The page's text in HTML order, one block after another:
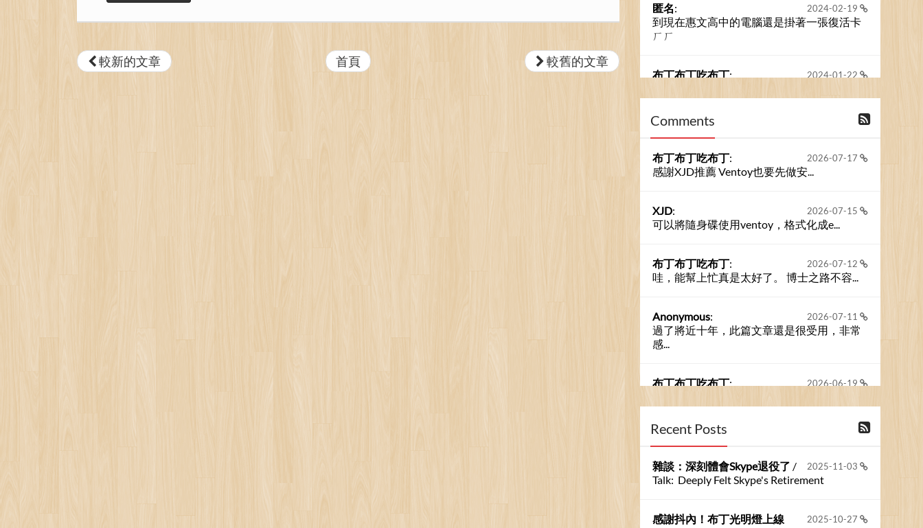
較新的文章 首頁 較舊的文章
2024-02-19
匿名:
到現在惠文高中的電腦還是掛著一張復活卡
ㄏㄏ
2024-01-22
布丁布丁吃布丁:
示大家的留言了。我們新開一個訪客留言板
吧！
Comments
2026-07-17
布丁布丁吃布丁:
感謝XJD推薦 Ventoy也要先做安...
2026-07-15
XJD:
可以將隨身碟使用ventoy，格式化成e...
2026-07-12
布丁布丁吃布丁:
哇，能幫上忙真是太好了。 博士之路不容...
2026-07-11
Anonymous:
過了將近十年，此篇文章還是很受用，非常
感...
2026-06-19
布丁布丁吃布丁:
2026-06-18
布丁布丁吃布丁
kage好像也可以下載整個網站 感謝分享
Anonymous
Recent Posts
2025-11-03
雜談：深刻體會Skype退役了 /
Talk: Deeply Felt Skype's Retirement
2025-10-27
感謝抖內！布丁光明燈上線